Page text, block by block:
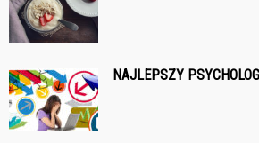
NAJLEPSZY PSYCHOLOG